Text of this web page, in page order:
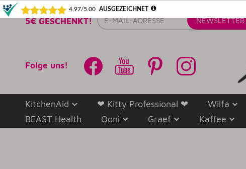
5€ GESCHENKT! E-
Mail-
NEWSLETTER
Folge uns!
KitchenAid ❤ Kitty Professional ❤ Wilfa
BEAST Health
Ooni Graef Kaffee